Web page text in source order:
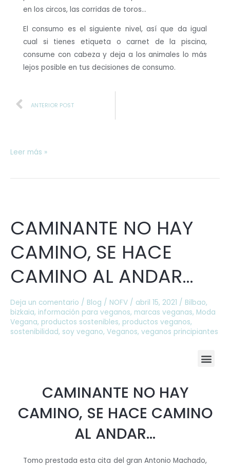
en los circos, las corridas de toros…
El consumo es el siguiente nivel, así que da igual
cual si tienes etiqueta o carnet de la piscina,
consume con cabeza y deja a los animales lo más
lejos posible en tus decisiones de consumo.
Prev
ANTERIOR POST
Leer más »
CAMINANTE NO HAY
CAMINO, SE HACE
CAMINO AL ANDAR…
Deja un comentario / Blog / NOFV / abril 15, 2021 / Bilbao,
bizkaia, información para veganos, marcas veganas, Moda
Vegana, productos sostenibles, productos veganos,
sostenibilidad, soy vegano, Veganos, veganos principiantes
M
u
CAMINANTE NO HAY
CAMINO, SE HACE CAMINO
AL ANDAR…
Tomo prestada esta cita del gran Antonio Machado,
HAY
CAMINO,
SE
CAMINO
ANDAR…